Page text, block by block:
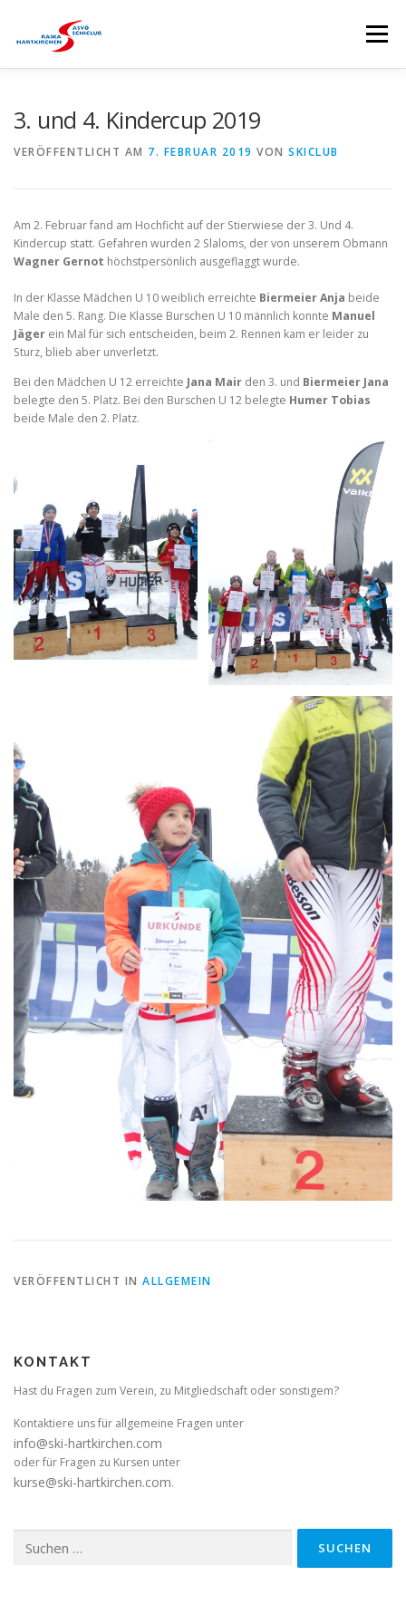
springen
Menü
BRANDTNER LIFTE SPONSOREN
3. und 4. Kindercup 2019
VERÖFFENTLICHT AM 7. FEBRUAR 2019 VON SKICLUB
Am 2. Februar fand am Hochficht auf der Stierwiese der 3. Und 4.
Kindercup statt. Gefahren wurden 2 Slaloms, der von unserem Obmann
Wagner Gernot höchstpersönlich ausgeflaggt wurde.
In der Klasse Mädchen U 10 weiblich erreichte Biermeier Anja beide
Male den 5. Rang. Die Klasse Burschen U 10 männlich konnte Manuel
Jäger ein Mal für sich entscheiden, beim 2. Rennen kam er leider zu
Sturz, blieb aber unverletzt.
Bei den Mädchen U 12 erreichte Jana Mair den 3. und Biermeier Jana
belegte den 5. Platz. Bei den Burschen U 12 belegte Humer Tobias
beide Male den 2. Platz.
VERÖFFENTLICHT IN ALLGEMEIN
KONTAKT
Hast du Fragen zum Verein, zu Mitgliedschaft oder sonstigem?
Kontaktiere uns für allgemeine Fragen unter
info@ski-hartkirchen.com
oder für Fragen zu Kursen unter
kurse@ski-hartkirchen.com.
nach: